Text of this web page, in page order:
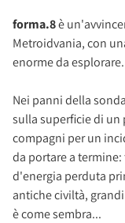
forma.8è
Metroidvania, con
enorme da esplorare.
Nei panni della
sulla superficie di un
compagni per un
da portare a
d'energia perduta
antiche civiltà,
è come sembra...